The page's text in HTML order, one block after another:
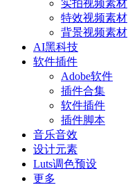
实拍视频素材
特效视频素材
背景视频素材
AI黑科技
软件插件
Adobe软件
插件合集
软件插件
插件脚本
音乐音效
设计元素
Luts调色预设
更多